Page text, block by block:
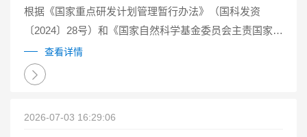
根据《国家重点研发计划管理暂行办法》（国科发资
〔2024〕28号）和《国家自然科学基金委员会主责国家重
点研发计划重点专项管理实施细则（试行）》（国科金发
计〔2025〕1号）有关要求...
查看详情
2026-07-03 16:29:06